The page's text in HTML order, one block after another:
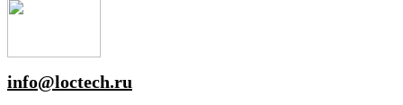
info@loctech.ru